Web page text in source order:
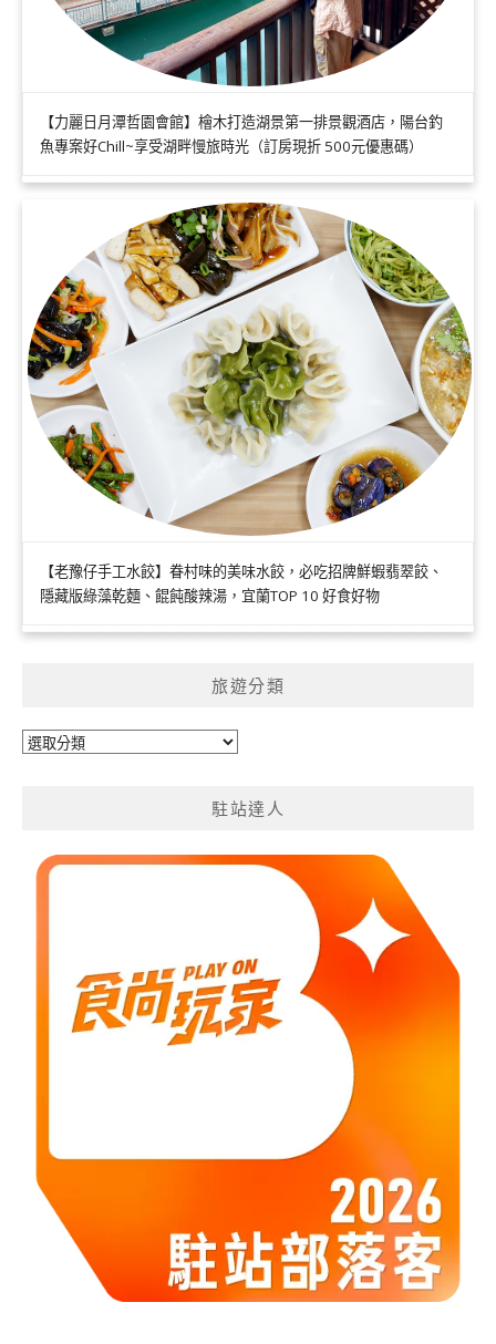
【力麗日月潭哲園會館】檜木打造湖景第一排景觀酒店，陽台釣
魚專案好Chill~享受湖畔慢旅時光（訂房現折 500元優惠碼）
【老豫仔手工水餃】眷村味的美味水餃，必吃招牌鮮蝦翡翠餃、
隱藏版綠藻乾麵、餛飩酸辣湯，宜蘭TOP 10 好食好物
旅遊分類
旅
駐站達人